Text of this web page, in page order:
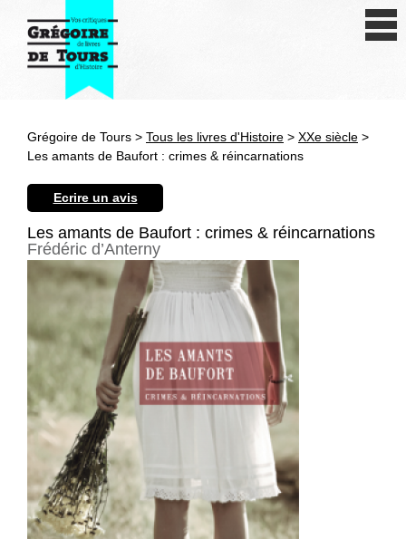
Antiquité
Epoque moderne
Révolution et XIXe siècle
XXe siècle
Autres civilisations
Thématiques
Grégoire de Tours > Tous les livres d'Histoire > XXe siècle >
Les amants de Baufort : crimes & réincarnations
Ecrire un avis
Les amants de Baufort : crimes & réincarnations
Frédéric d’Anterny